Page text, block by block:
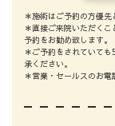
＊施術はご予約の方優先
＊直接ご来院いただく
予約をお勧め致します。
＊ご予約をされていて
承ください。
＊営業・セールスのお電